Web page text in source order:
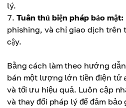
lý.
Tuân thủ biện pháp bảo mật:
phishing, và chỉ giao dịch trên
cậy.
Bằng cách làm theo hướng
bán một lượng lớn tiền điện tử
và tối ưu hiệu quả. Luôn cập
và thay đổi pháp lý để đảm